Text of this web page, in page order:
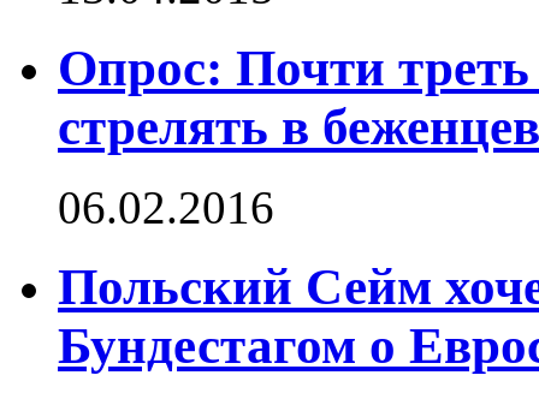
Опрос: Почти
стрелять в беженцев
06.02.2016
Польский Сейм
Бундестагом о